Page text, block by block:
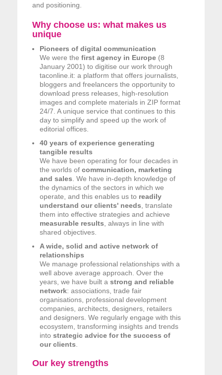
and positioning.
Why choose us: what makes us
unique
Pioneers of digital communication
We were the first agency in Europe (8
January 2001) to digitise our work through
taconline.it: a platform that offers journalists,
bloggers and freelancers the opportunity to
download press releases, high-resolution
images and complete materials in ZIP format
24/7. A unique service that continues to this
day to simplify and speed up the work of
editorial offices.
40 years of experience generating
tangible results
We have been operating for four decades in
the worlds of communication, marketing
and sales. We have in-depth knowledge of
the dynamics of the sectors in which we
operate, and this enables us to readily
understand our clients' needs, translate
them into effective strategies and achieve
measurable results, always in line with
shared objectives.
A wide, solid and active network of
relationships
We manage professional relationships with a
well above average approach. Over the
years, we have built a strong and reliable
network: associations, trade fair
organisations, professional development
companies, architects, designers, retailers
and designers. We regularly engage with this
ecosystem, transforming insights and trends
into strategic advice for the success of
our clients.
Our key strengths